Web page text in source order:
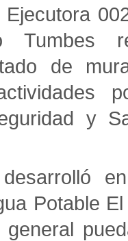
Tumbes
de
y
Potable